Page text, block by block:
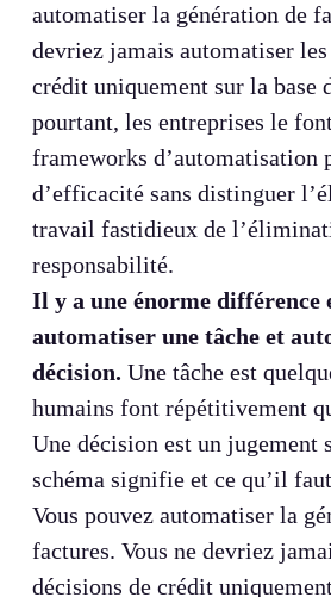
automatiser la génération de
devriez jamais automatiser
crédit uniquement sur la base
pourtant, les entreprises le
frameworks d’automatisation
d’efficacité sans distinguer
travail fastidieux de
responsabilité.
Il y a une énorme différence
automatiser une tâche et
décision. Une tâche est
humains font répétitivement
Une décision est un jugement
schéma signifie et ce qu’il
Vous pouvez automatiser la
factures. Vous ne devriez
décisions de crédit